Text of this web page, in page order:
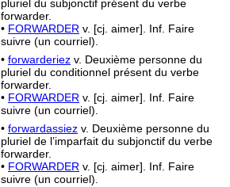
pluriel du subjonctif présent du verbe
forwarder.
• FORWARDER v. [cj. aimer]. Inf. Faire
suivre (un courriel).
• forwarderiez v. Deuxième personne du
pluriel du conditionnel présent du verbe
forwarder.
• FORWARDER v. [cj. aimer]. Inf. Faire
suivre (un courriel).
• forwardassiez v. Deuxième personne du
pluriel de l’imparfait du subjonctif du verbe
forwarder.
• FORWARDER v. [cj. aimer]. Inf. Faire
suivre (un courriel).